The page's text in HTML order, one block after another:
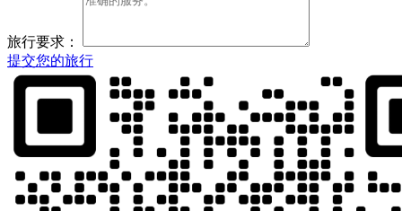
旅行要求：
提交您的旅行